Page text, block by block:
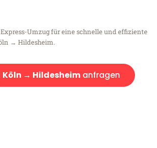
Umzug für eine schnelle und effiziente
→ Hildesheim.
Köln → Hildesheimanfragen